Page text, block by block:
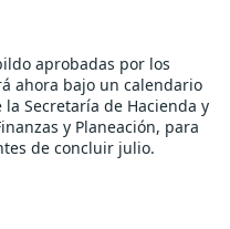
aprobadas por los
ahora bajo un calendario
Secretaría de Hacienda y
y Planeación, para
de concluir julio.